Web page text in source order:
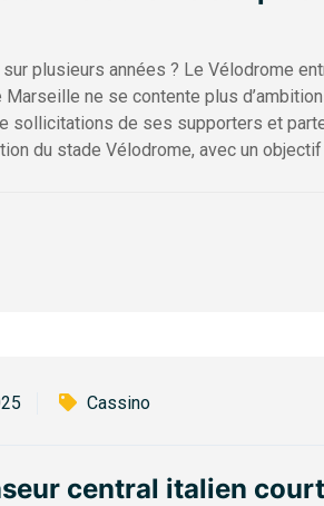
plusieurs années ? Le Vélodrome
Marseille ne se contente plus
sollicitations de ses supporters et
du stade Vélodrome, avec un objectif
Cassino
central italien